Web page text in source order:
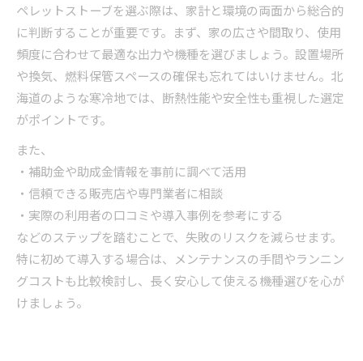
ペレットストーブを選ぶ際は、家計と環境の両面から総合的
に判断することが重要です。まず、家の広さや間取り、使用
頻度に合わせて最適な出力や機種を選びましょう。設置場所
や換気、燃料保管スペースの確保も忘れてはいけません。北
海道のような寒冷地では、断熱性能や安全性も重視した選定
がポイントです。
また、
・補助金や助成金情報を事前に調べて活用
・信頼できる販売店や専門業者に相談
・実際の利用者の口コミや導入事例を参考にする
などのステップを踏むことで、失敗のリスクを減らせます。
特に初めて導入する場合は、メンテナンスの手間やランニン
グコストも比較検討し、長く安心して使える機種選びを心が
けましょう。